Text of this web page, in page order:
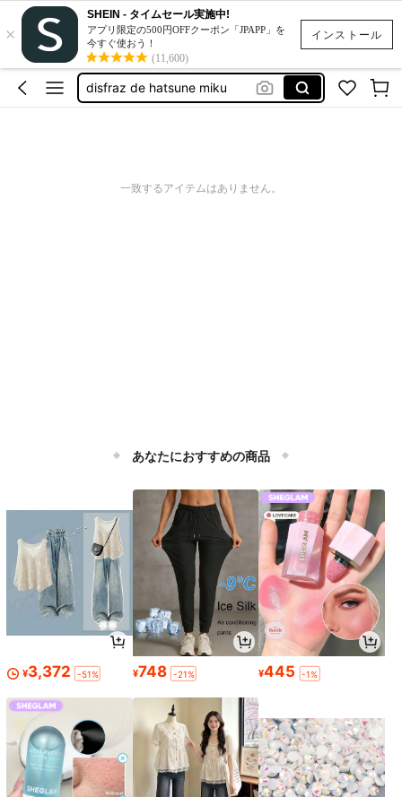
インストール
×
SHEIN - タイムセール実施中!
アプリ限定の500円OFFクーポン「JPAPP」を
今すぐ使おう！
(11,600)
スクイーズ
capa da ravena
disfraz de hatsune miku
גלימה שחורה קצרה בלי כובע
一致するアイテムはありません。
あなたにおすすめの商品
¥3,372 -51% ¥748 -21% ¥445 -1%